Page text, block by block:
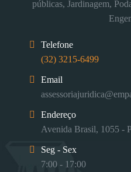
públicas, Jardinagem,
Telefone
(32) 3215-6499
Email
Endereço
Avenida Brasil, 1055 -
Seg - Sex
7:00 - 17:00